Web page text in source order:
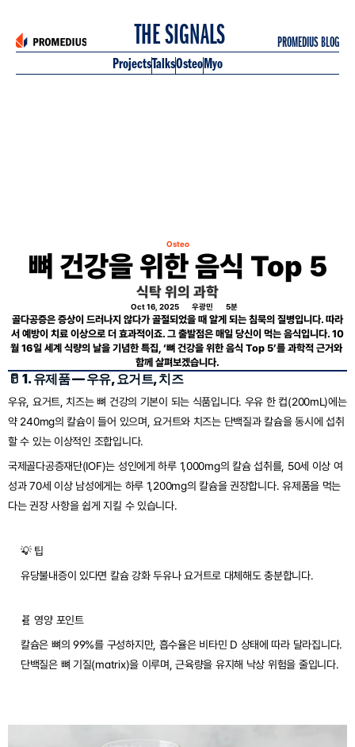
THE SIGNALS
PROMEDIUS BLOG
ProjectsTalksOsteoMyo
Osteo
뼈 건강을 위한 음식 Top 5
식탁 위의 과학
Oct 16, 2025 우광민 5분
골다공증은 증상이 드러나지 않다가 골절되었을 때 알게 되는 침묵의 질병입니다. 따라
서 예방이 치료 이상으로 더 효과적이죠. 그 출발점은 매일 당신이 먹는 음식입니다. 10
월 16일 세계 식량의 날을 기념한 특집, ‘뼈 건강을 위한 음식 Top 5’를 과학적 근거와
함께 살펴보겠습니다.
🥛 1. 유제품 — 우유, 요거트, 치즈
우유, 요거트, 치즈는 뼈 건강의 기본이 되는 식품입니다. 우유 한 컵(200mL)에는
약 240mg의 칼슘이 들어 있으며, 요거트와 치즈는 단백질과 칼슘을 동시에 섭취
할 수 있는 이상적인 조합입니다.
국제골다공증재단(IOF)는 성인에게 하루 1,000mg의 칼슘 섭취를, 50세 이상 여
성과 70세 이상 남성에게는 하루 1,200mg의 칼슘을 권장합니다. 유제품을 먹는
다는 권장 사항을 쉽게 지킬 수 있습니다.
💡 팁
유당불내증이 있다면 칼슘 강화 두유나 요거트로 대체해도 충분합니다.
🧬 영양 포인트
칼슘은 뼈의 99%를 구성하지만, 흡수율은 비타민 D 상태에 따라 달라집니다.
단백질은 뼈 기질(matrix)을 이루며, 근육량을 유지해 낙상 위험을 줄입니다.